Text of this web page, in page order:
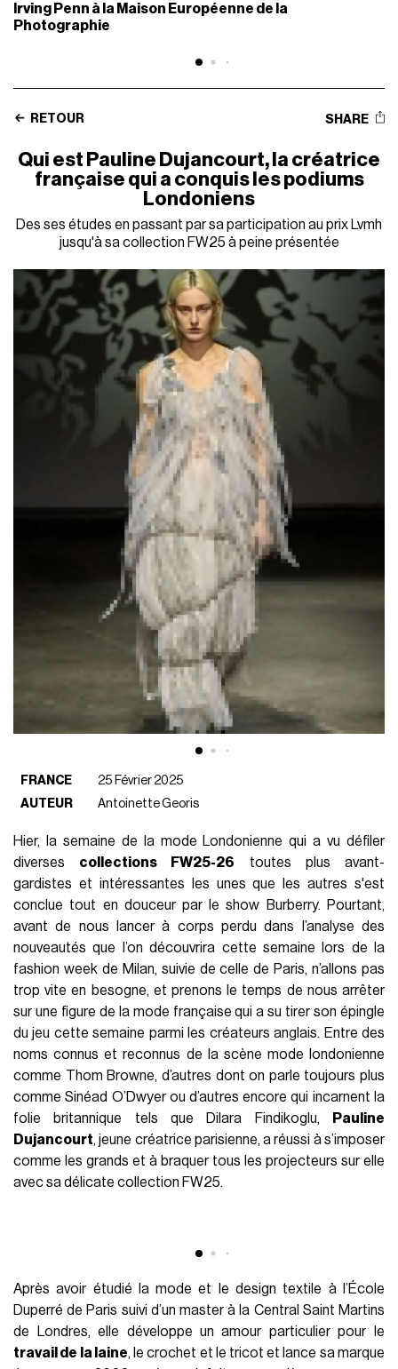
Irving Penn à la Maison Européenne de la
Photographie
RETOUR SHARE
Qui est Pauline Dujancourt, la créatrice
française qui a conquis les podiums
Londoniens
Des ses études en passant par sa participation au prix Lvmh
jusqu'à sa collection FW25 à peine présentée
Hier, la semaine de la mode Londonienne qui a vu défiler
diversescollections FW25-26toutes plus avant-
gardistes et intéressantes les unes que les autres s'est
conclue tout en douceur par le show Burberry. Pourtant,
avant de nous lancer à corps perdu dans l’analyse des
nouveautés que l’on découvrira cette semaine lors de la
fashion week de Milan, suivie de celle de Paris, n’allons pas
trop vite en besogne, et prenons le temps de nous arrêter
sur une figure de la mode française qui a su tirer son épingle
du jeu cette semaine parmi les créateurs anglais. Entre des
noms connus et reconnus de la scène mode londonienne
comme Thom Browne, d’autres dont on parle toujours plus
comme Sinéad O’Dwyer ou d’autres encore qui incarnent la
comme les grands et à braquer tous les projecteurs sur elle